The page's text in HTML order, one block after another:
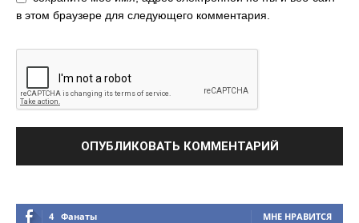
в этом браузере для следующего комментария.
4 Фанаты МНЕ НРАВИТСЯ